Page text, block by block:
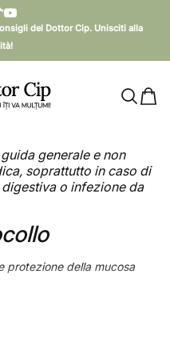
del Dottor Cip. Unisciti alla
tău îți va mulțumi!
generale e non
soprattutto in caso di
o infezione da
protezione della mucosa
senza bloccare